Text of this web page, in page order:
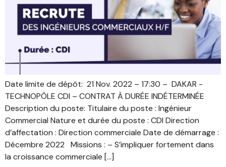
Date limite de dépôt: 21 Nov. 2022 – 17:30 – DAKAR -
TECHNOPÔLE CDI – CONTRAT À DURÉE INDÉTERMINÉE
Description du poste: Titulaire du poste : Ingénieur
Commercial Nature et durée du poste : CDI Direction
d’affectation : Direction commerciale Date de démarrage :
Décembre 2022 Missions : – S’impliquer fortement dans
la croissance commerciale […]